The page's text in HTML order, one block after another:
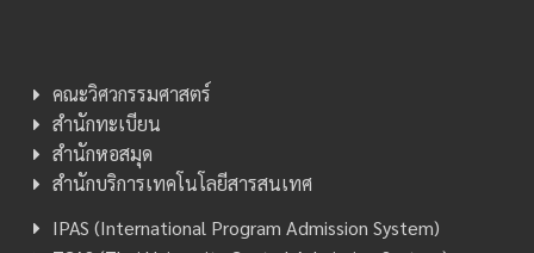
คณะวิศวกรรมศาสตร์
สำนักทะเบียน
สำนักหอสมุด
สำนักบริการเทคโนโลยีสารสนเทศ
IPAS (International Program Admission System)